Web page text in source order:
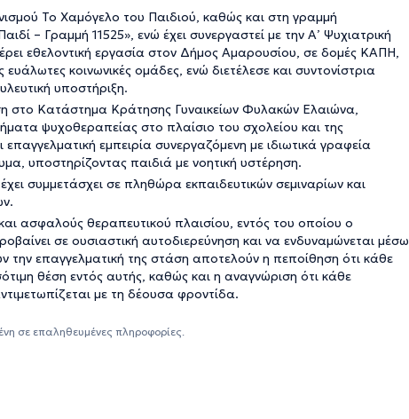
Το Χαμόγελο του Παιδιού, καθώς και στη γραμμή
– Γραμμή 11525», ενώ έχει συνεργαστεί με την Α’ Ψυχιατρική
εθελοντική εργασία στον Δήμος Αμαρουσίου, σε δομές ΚΑΠΗ,
κοινωνικές ομάδες, ενώ διετέλεσε και συντονίστρια
υποστήριξη.
στο Κατάστημα Κράτησης Γυναικείων Φυλακών Ελαιώνα,
ψυχοθεραπείας στο πλαίσιο του σχολείου και της
εμπειρία συνεργαζόμενη με ιδιωτικά γραφεία
υποστηρίζοντας παιδιά με νοητική υστέρηση.
συμμετάσχει σε πληθώρα εκπαιδευτικών σεμιναρίων και
ασφαλούς θεραπευτικού πλαισίου, εντός του οποίου ο
σε ουσιαστική αυτοδιερεύνηση και να ενδυναμώνεται μέσω
την επαγγελματική της στάση αποτελούν η πεποίθηση ότι κάθε
θέση εντός αυτής, καθώς και η αναγνώριση ότι κάθε
με τη δέουσα φροντίδα.
σε επαληθευμένες πληροφορίες.